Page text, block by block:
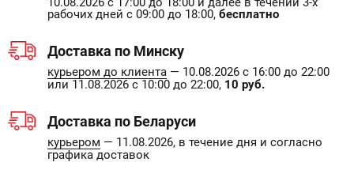
рабочих дней с 09:00 до 18:00, бесплатно
Доставка по Минску
курьером до клиента — 10.08.2026 с 16:00 до 22:00
или 11.08.2026 с 10:00 до 22:00, 10 руб.
Доставка по Беларуси
курьером — 11.08.2026, в течение дня и согласно
графика доставок